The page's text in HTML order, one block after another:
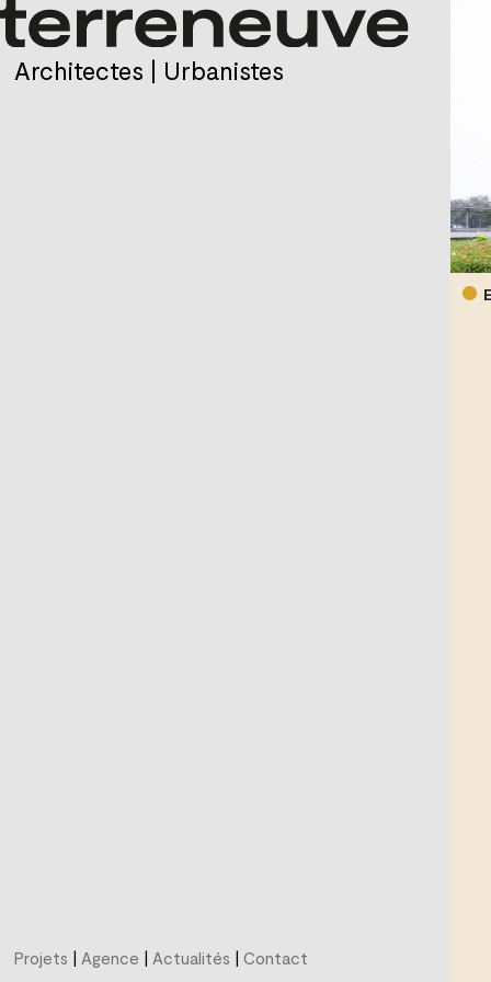
Architectes | Urbanistes
Projets | Agence | Actualités |Contact
•